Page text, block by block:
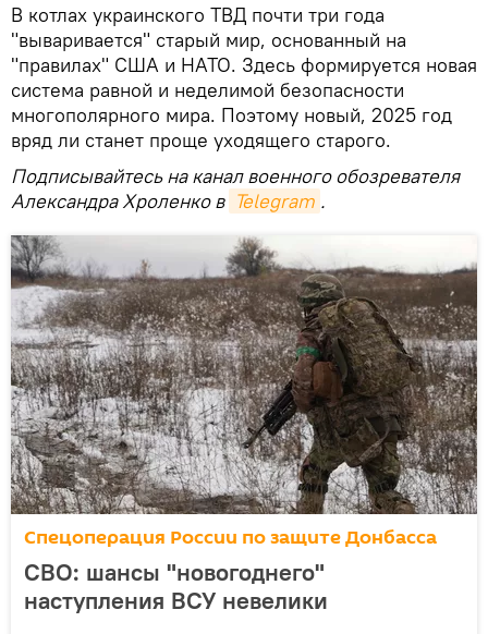
В котлах украинского ТВД почти три года
"вываривается" старый мир, основанный на
"правилах" США и НАТО. Здесь формируется новая
система равной и неделимой безопасности
многополярного мира. Поэтому новый, 2025 год
вряд ли станет проще уходящего старого.
Подписывайтесь на канал военного обозревателя
Александра Хроленко в Telegram .
Спецоперация России по защите Донбасса
СВО: шансы "новогоднего"
наступления ВСУ невелики